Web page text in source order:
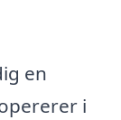
en
i